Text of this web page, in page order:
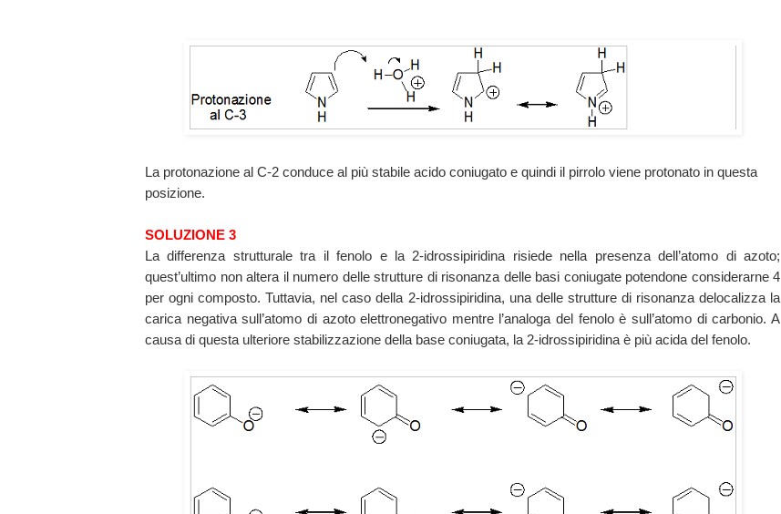
La protonazione al C-2 conduce al più stabile acido coniugato e quindi il pirrolo viene protonato in questa
posizione.
SOLUZIONE 3
La differenza strutturale tra il fenolo e la 2-idrossipiridina risiede nella presenza dell’atomo di azoto;
quest’ultimo non altera il numero delle strutture di risonanza delle basi coniugate potendone considerarne 4
per ogni composto. Tuttavia, nel caso della 2-idrossipiridina, una delle strutture di risonanza delocalizza la
carica negativa sull’atomo di azoto elettronegativo mentre l’analoga del fenolo è sull’atomo di carbonio. A
causa di questa ulteriore stabilizzazione della base coniugata, la 2-idrossipiridina è più acida del fenolo.